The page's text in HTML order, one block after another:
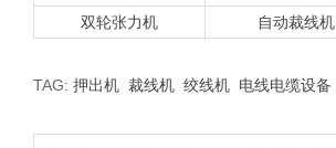
双轮张力机
自动裁线机
TAG: 押出机 裁线机 绞线机 电线电缆设备